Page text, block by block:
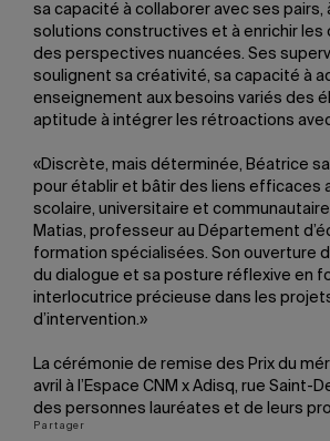
sa capacité à collaborer avec ses pairs,
solutions constructives et à enrichir les
des perspectives nuancées. Ses
soulignent sa créativité, sa capacité à
enseignement aux besoins variés des
aptitude à intégrer les rétroactions
«Discrète, mais déterminée, Béatrice
pour établir et bâtir des liens efficaces
scolaire, universitaire et
Matias, professeur au Département
formation spécialisées. Son ouverture
du dialogue et sa posture réflexive en
interlocutrice précieuse dans les
d’intervention.»
La cérémonie de remise des Prix du
avril à l’Espace CNM x Adisq, rue Saint-
des personnes lauréates et de leurs
Partager